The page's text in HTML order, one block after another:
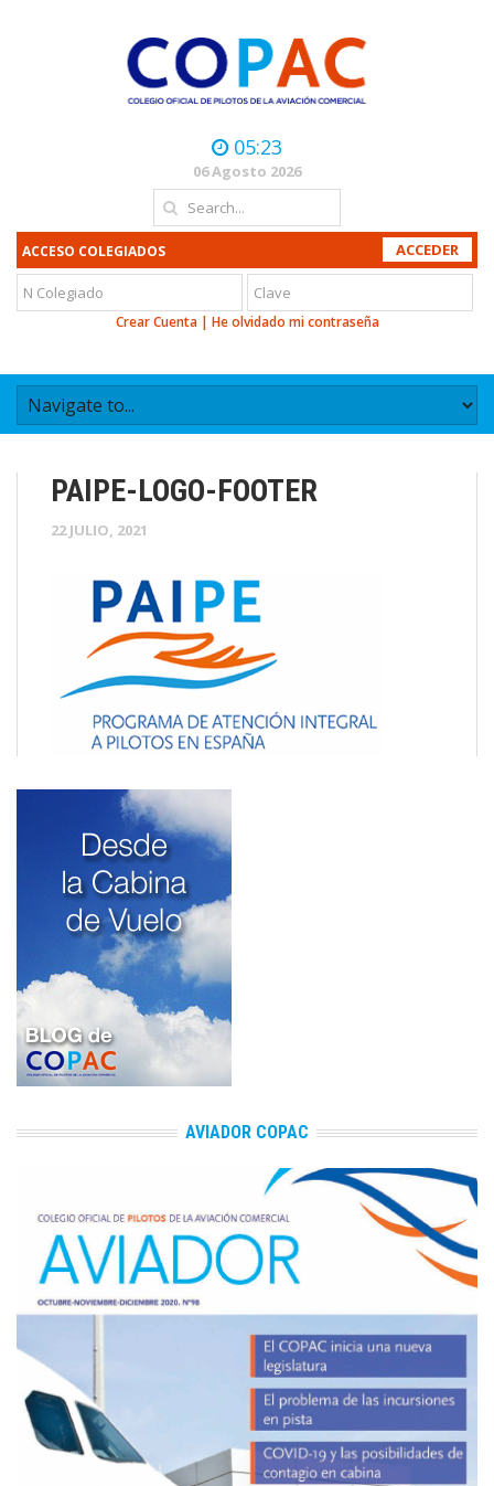
05:23
06 Agosto 2026
ACCESO COLEGIADOS
Crear Cuenta| He olvidado mi contraseña
PAIPE-LOGO-FOOTER
22 JULIO, 2021
AVIADOR COPAC